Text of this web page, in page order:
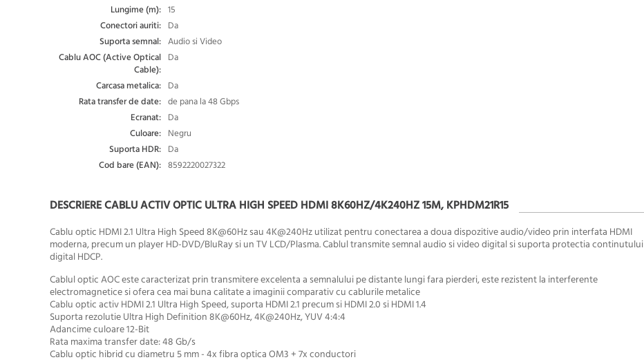
Lungime (m): 15
Conectori auriti: Da
Suporta semnal: Audio si Video
Cablu AOC (Active Optical
Cable):
Da
Carcasa metalica: Da
Rata transfer de date: de pana la 48 Gbps
Ecranat: Da
Culoare: Negru
Suporta HDR: Da
Cod bare (EAN): 8592220027322
DESCRIERE CABLU ACTIV OPTIC ULTRA HIGH SPEED HDMI 8K60HZ/4K240HZ 15M, KPHDM21R15
Cablu optic HDMI 2.1 Ultra High Speed 8K@60Hz sau 4K@240Hz utilizat pentru conectarea a doua dispozitive audio/video prin interfata HDMI
moderna, precum un player HD-DVD/BluRay si un TV LCD/Plasma. Cablul transmite semnal audio si video digital si suporta protectia continutului
digital HDCP.
Cablul optic AOC este caracterizat prin transmitere excelenta a semnalului pe distante lungi fara pierderi, este rezistent la interferente
electromagnetice si ofera cea mai buna calitate a imaginii comparativ cu cablurile metalice
Cablu optic activ HDMI 2.1 Ultra High Speed, suporta HDMI 2.1 precum si HDMI 2.0 si HDMI 1.4
Suporta rezolutie Ultra High Definition 8K@60Hz, 4K@240Hz, YUV 4:4:4
Adancime culoare 12-Bit
Rata maxima transfer date: 48 Gb/s
Cablu optic hibrid cu diametru 5 mm - 4x fibra optica OM3 + 7x conductori